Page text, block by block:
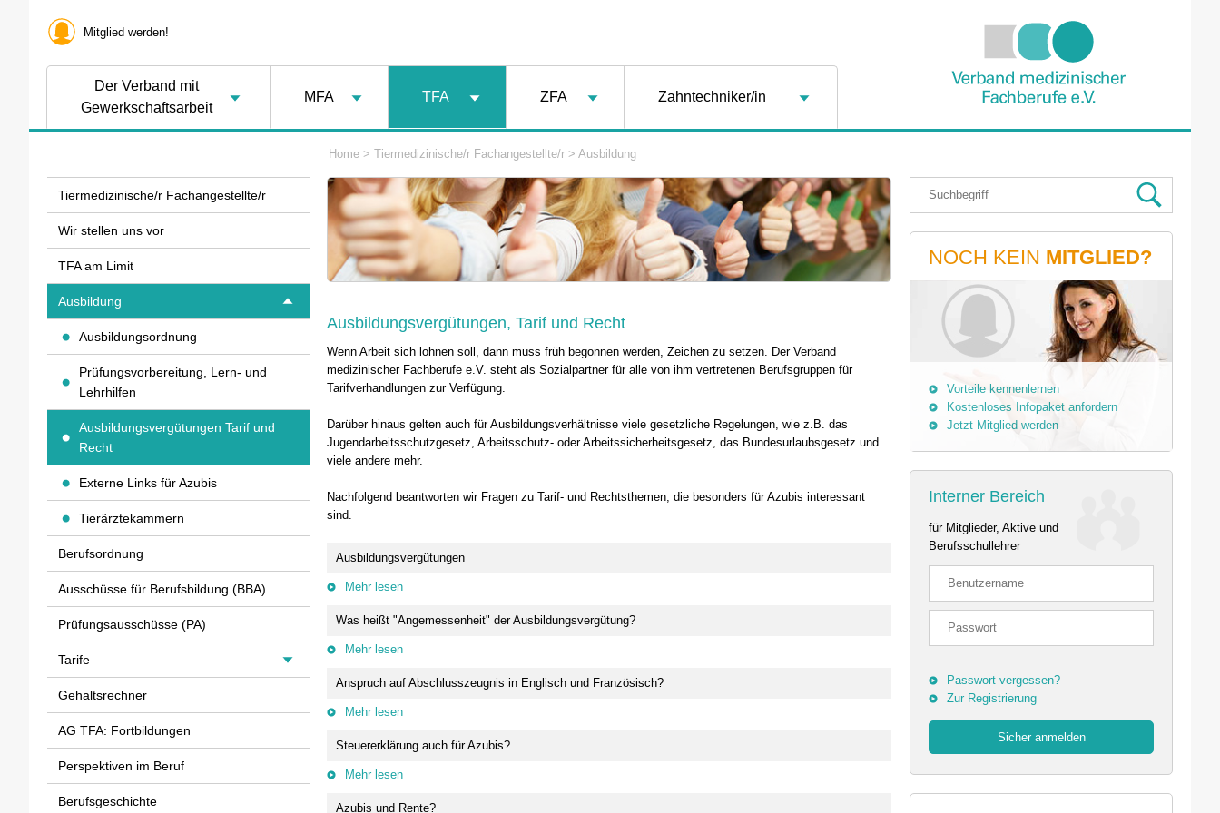
Mitglied werden!
Der Verband mit
Gewerkschaftsarbeit
MFA TFA ZFA Zahntechniker/in
Home > Tiermedizinische/r Fachangestellte/r > Ausbildung
Ausbildungsvergütungen, Tarif und Recht
Wenn Arbeit sich lohnen soll, dann muss früh begonnen werden, Zeichen zu setzen. Der Verband
medizinischer Fachberufe e.V. steht als Sozialpartner für alle von ihm vertretenen Berufsgruppen für
Tarifverhandlungen zur Verfügung.
Darüber hinaus gelten auch für Ausbildungsverhältnisse viele gesetzliche Regelungen, wie z.B. das
Jugendarbeitsschutzgesetz, Arbeitsschutz- oder Arbeitssicherheitsgesetz, das Bundesurlaubsgesetz und
viele andere mehr.
Nachfolgend beantworten wir Fragen zu Tarif- und Rechtsthemen, die besonders für Azubis interessant
sind.
Ausbildungsvergütungen
Mehr lesen
Was heißt "Angemessenheit" der Ausbildungsvergütung?
Mehr lesen
Anspruch auf Abschlusszeugnis in Englisch und Französisch?
Mehr lesen
Steuererklärung auch für Azubis?
Mehr lesen
Azubis und Rente?
NOCH KEIN MITGLIED?
Vorteile kennenlernen
Kostenloses Infopaket anfordern
Jetzt Mitglied werden
Interner Bereich
für Mitglieder, Aktive und
Berufsschullehrer
Passwort vergessen?
Zur Registrierung
Tiermedizinische/r Fachangestellte/r
Wir stellen uns vor
TFA am Limit
Ausbildung
Ausbildungsordnung
Prüfungsvorbereitung, Lern- und
Lehrhilfen
Ausbildungsvergütungen Tarif und
Recht
Externe Links für Azubis
Tierärztekammern
Berufsordnung
Ausschüsse für Berufsbildung (BBA)
Prüfungsausschüsse (PA)
Tarife
Gehaltsrechner
AG TFA: Fortbildungen
Perspektiven im Beruf
Berufsgeschichte